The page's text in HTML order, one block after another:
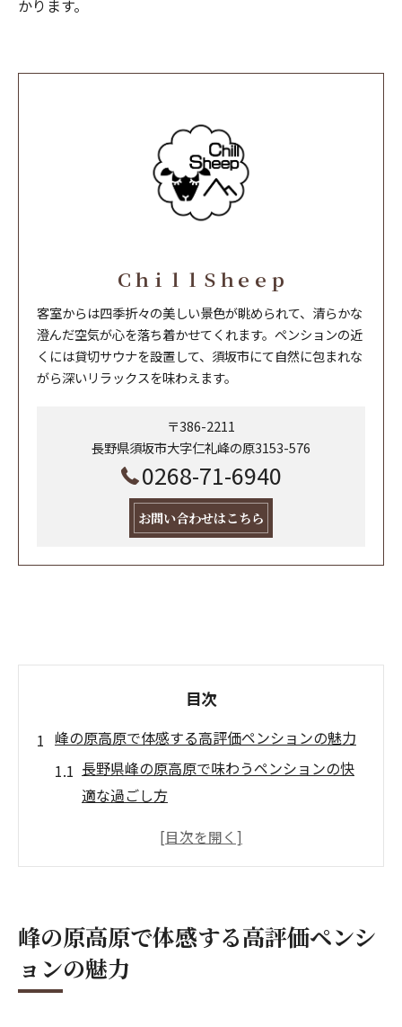
かります。
ＣｈｉｌｌＳｈｅｅｐ
客室からは四季折々の美しい景色が眺められて、清らかな
澄んだ空気が心を落ち着かせてくれます。ペンションの近
くには貸切サウナを設置して、須坂市にて自然に包まれな
がら深いリラックスを味わえます。
〒386-2211
長野県須坂市大字仁礼峰の原3153-576
0268-71-6940
お問い合わせはこちら
目次
峰の原高原で体感する高評価ペンションの魅力
長野県峰の原高原で味わうペンションの快
適な過ごし方
ペンションの高評価理由と自然を満喫でき
登山やバイク旅の拠点に最適なペンション
活用法
峰の原高原で体感する高評価ペンシ
ョンの魅力